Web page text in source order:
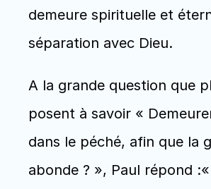
demeure spirituelle et
séparation avec Dieu.
A la grande question que
posent à savoir «
dans le péché, afin que la
abonde ? », Paul répond